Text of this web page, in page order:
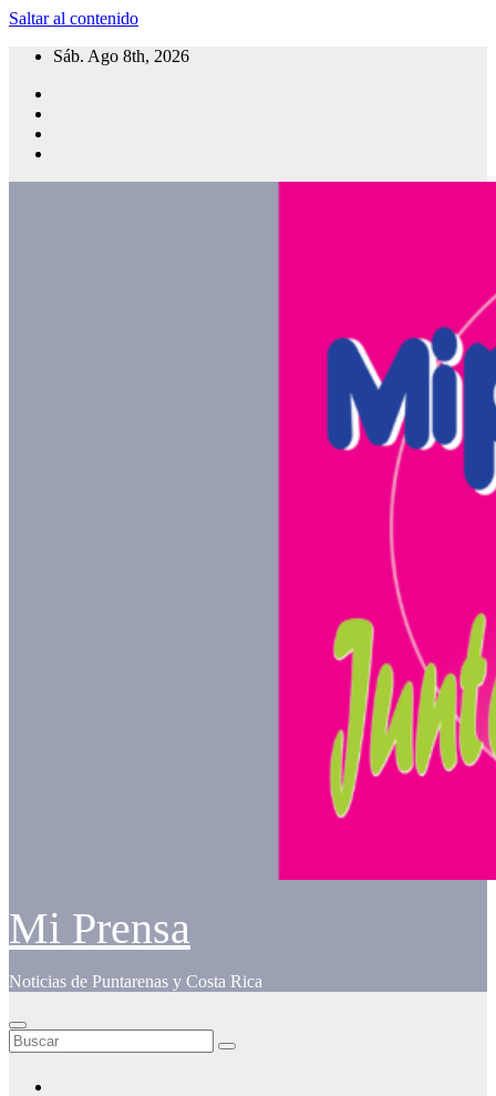
Saltar al contenido
Sáb. Ago 8th, 2026
Mi Prensa
Noticias de Puntarenas y Costa Rica